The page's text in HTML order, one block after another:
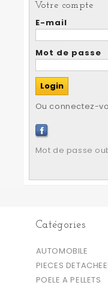
Votre compte
E-mail
Mot de passe
Ou connectez-
Mot de passe
Catégories
AUTOMOBILE
PIECES
POELE A PELLETS